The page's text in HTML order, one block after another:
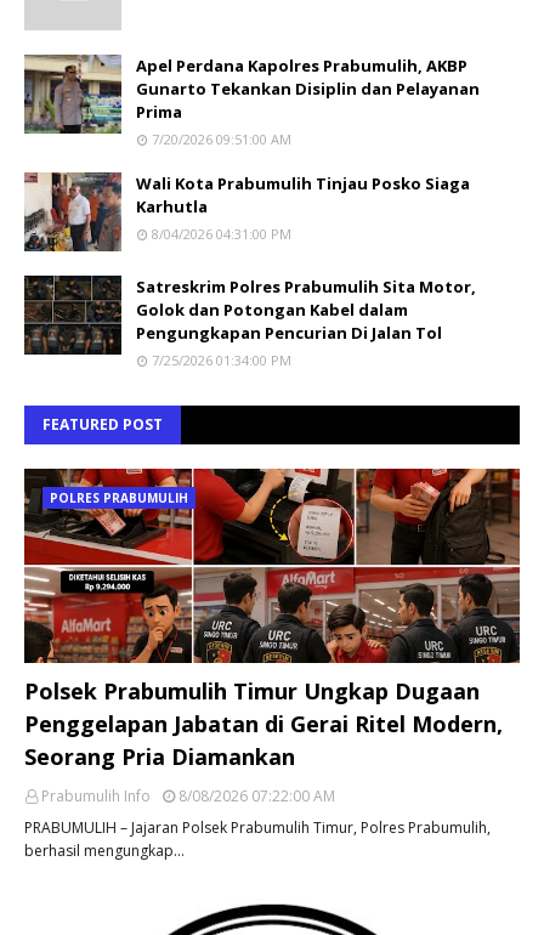
Apel Perdana Kapolres Prabumulih, AKBP
Gunarto Tekankan Disiplin dan Pelayanan
Prima
7/20/2026 09:51:00 AM
Wali Kota Prabumulih Tinjau Posko Siaga
Karhutla
8/04/2026 04:31:00 PM
Satreskrim Polres Prabumulih Sita Motor,
Golok dan Potongan Kabel dalam
Pengungkapan Pencurian Di Jalan Tol
7/25/2026 01:34:00 PM
FEATURED POST
POLRES PRABUMULIH
Polsek Prabumulih Timur Ungkap Dugaan
Penggelapan Jabatan di Gerai Ritel Modern,
Seorang Pria Diamankan
Prabumulih Info
8/08/2026 07:22:00 AM
PRABUMULIH – Jajaran Polsek Prabumulih Timur, Polres Prabumulih,
berhasil mengungkap…